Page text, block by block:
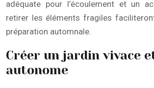
adéquate pour l’écoulement et un
retirer les éléments fragiles
préparation automnale.
Créer un jardin vivace
autonome